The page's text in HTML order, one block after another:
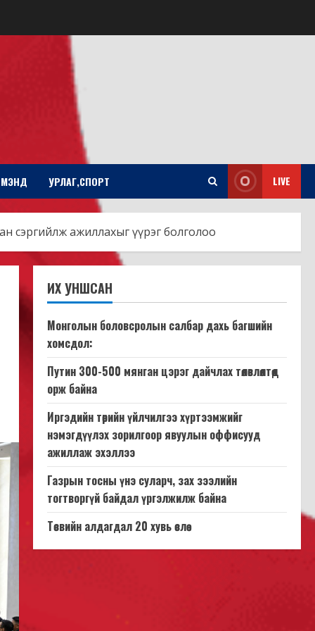
МЭНД УРЛАГ,СПОРТ LIVE
сэргийлж ажиллахыг үүрэг болголоо
ИХ УНШСАН
Монголын боловсролын салбар дахь багшийн
хомсдол:
Путин 300-500 мянган цэрэг дайчлах төлөвлөлтөд
орж байна
Иргэдийн төрийн үйлчилгээ хүртээмжийг
нэмэгдүүлэх зорилгоор явуулын оффисууд
ажиллаж эхэллээ
Газрын тосны үнэ суларч, зах зээлийн
тогтворгүй байдал үргэлжилж байна
Төсвийн алдагдал 20 хувь өслөө